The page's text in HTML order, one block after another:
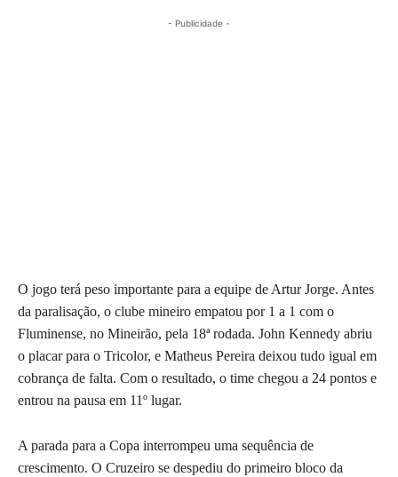
- Publicidade -
O jogo terá peso importante para a equipe de Artur Jorge. Antes
da paralisação, o clube mineiro empatou por 1 a 1 com o
Fluminense, no Mineirão, pela 18ª rodada. John Kennedy abriu
o placar para o Tricolor, e Matheus Pereira deixou tudo igual em
cobrança de falta. Com o resultado, o time chegou a 24 pontos e
entrou na pausa em 11º lugar.
A parada para a Copa interrompeu uma sequência de
crescimento. O Cruzeiro se despediu do primeiro bloco da